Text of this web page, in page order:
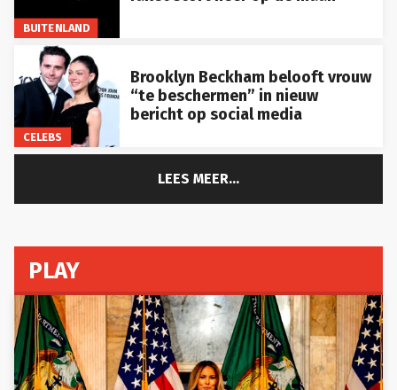
BUITENLAND
CELEBS
Brooklyn Beckham belooft vrouw
“te beschermen” in nieuw
bericht op social media
LEES MEER...
PLAY